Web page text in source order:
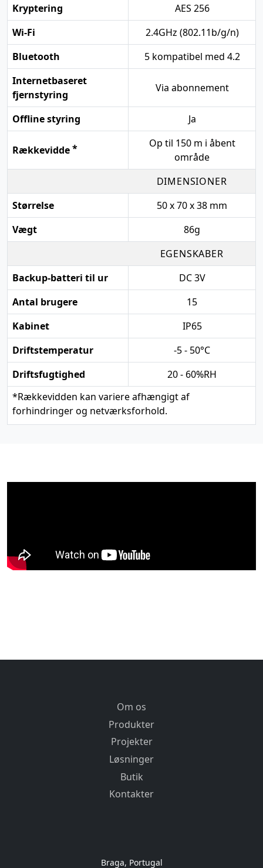
Kryptering
AES 256
Wi-Fi
2.4GHz (802.11b/g/n)
Bluetooth
5 kompatibel med 4.2
Internetbaseret
fjernstyring
Via abonnement
Offline styring Ja
Rækkevidde*
Op til 150 m i åbent
område
DIMENSIONER
Størrelse
50 x 70 x 38 mm
Vægt
86g
EGENSKABER
Backup-batteri til ur
DC 3V
Antal brugere
15
Kabinet
IP65
Driftstemperatur
-5 - 50°C
Driftsfugtighed
20 - 60%RH
*Rækkevidden kan variere afhængigt af
forhindringer og netværksforhold.
Om os
Produkter
Projekter
Løsninger
Butik
Kontakter
Braga, Portugal